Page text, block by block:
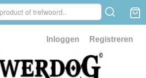
Inloggen Registreren